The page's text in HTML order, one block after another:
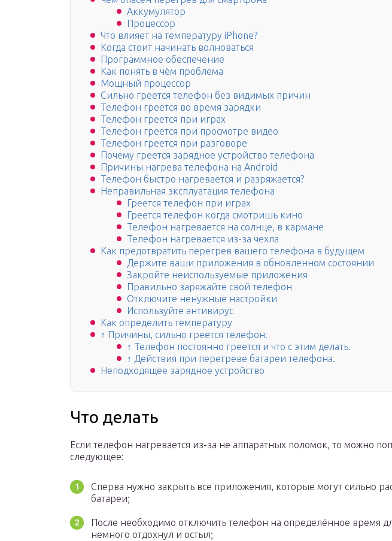
Аккумулятор
Процессор
Что влияет на температуру iPhone?
Когда стоит начинать волноваться
Программное обеспечение
Как понять в чём проблема
Мощный процессор
Сильно греется телефон без видимых причин
Телефон греется во время зарядки
Телефон греется при играх
Телефон греется при просмотре видео
Телефон греется при разговоре
Почему греется зарядное устройство телефона
Причины нагрева телефона на Android
Телефон быстро нагревается и разряжается?
Неправильная эксплуатация телефона
Греется телефон при играх
Греется телефон когда смотришь кино
Телефон нагревается на солнце, в кармане
Телефон нагревается из-за чехла
Как предотвратить перегрев вашего телефона в будущем
Держите ваши приложения в обновленном состоянии
Закройте неиспользуемые приложения
Правильно заряжайте свой телефон
Отключите ненужные настройки
Используйте антивирус
Как определить температуру
↑ Причины, сильно греется телефон.
↑ Телефон постоянно греется и что с этим делать.
↑ Действия при перегреве батареи телефона.
Неподходящее зарядное устройство
Что делать
Если телефон нагревается из-за не аппаратных поломок, то можно
следующее:
Сперва нужно закрыть все приложения, которые могут сильно
батареи;
После необходимо отключить телефон на определённое время
немного отдохнул и остыл;